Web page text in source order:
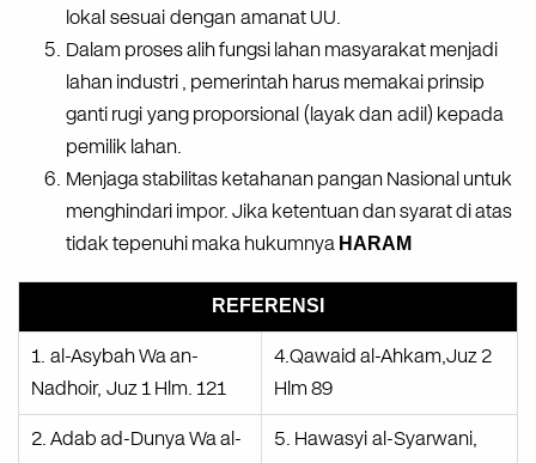
lokal sesuai dengan amanatUU.
Dalam prosesalihfungsilahanmasyarakatmenjadi
lahanindustri, pemerintahharusmemakaiprinsip
gantirugi yangproporsional (layakdan adil) kepada
pemiliklahan.
MenjagastabilitasketahananpanganNasionaluntuk
menghindariimpor.Jikaketentuandansyaratdiatas
tidaktepenuhimakahukumnya HARAM
REFERENSI
1. al-AsybahWaan-
Nadhoir, Juz1Hlm. 121
4.Qawaidal-Ahkam,Juz2
Hlm89
2.Adabad-DunyaWaal-
5. Hawasyi al-Syarwani,